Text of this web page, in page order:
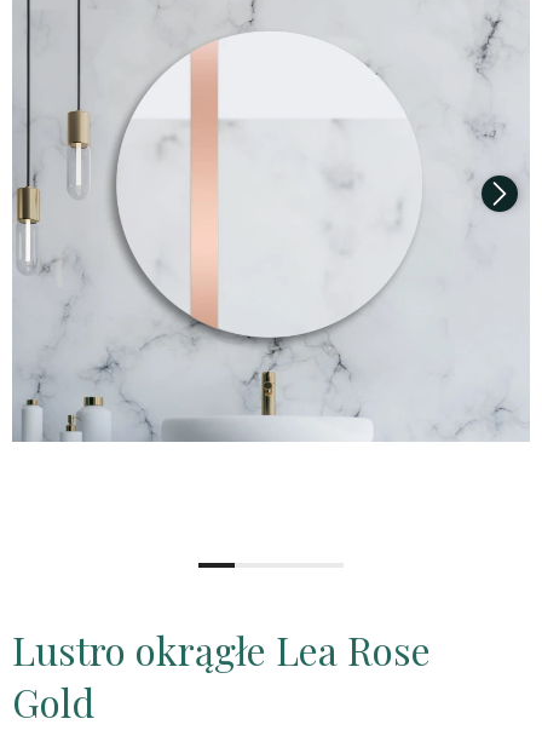
Lustro okrągłe Lea Rose
Gold